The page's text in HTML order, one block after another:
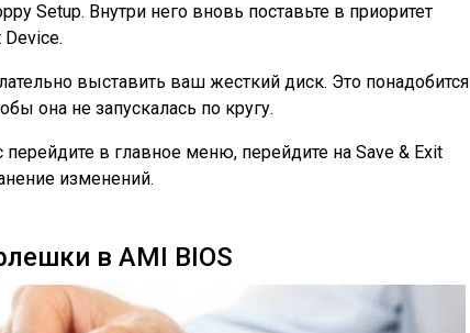
Setup. Внутри него вновь поставьте в приоритет
Device.
выставить ваш жесткий диск. Это понадобится
она не запускалась по кругу.
в главное меню, перейдите на Save & Exit
изменений.
в AMI BIOS